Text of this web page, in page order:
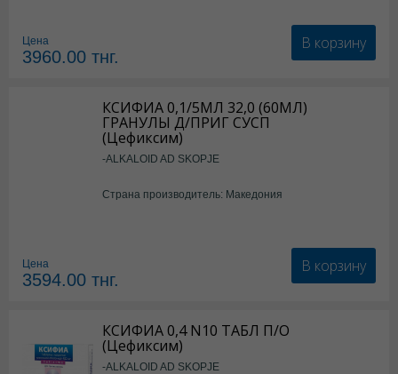
Цена
3960.00 тнг.
В корзину
КСИФИА 0,1/5МЛ 32,0 (60МЛ)
ГРАНУЛЫ Д/ПРИГ СУСП
(Цефиксим)
-ALKALOID AD SKOPJE
Страна производитель: Македония
Цена
3594.00 тнг.
В корзину
КСИФИА 0,4 N10 ТАБЛ П/О
(Цефиксим)
-ALKALOID AD SKOPJE